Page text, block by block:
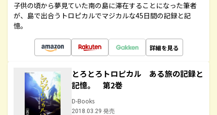
子供の頃から夢見ていた南の島に滞在することになった筆者
が、島で出合うトロピカルでマジカルな45日間の記録と記
憶。
詳細を見る
とろとろトロピカル ある旅の記録と
記憶。 第2巻
D-Books
2018.03.29 発売